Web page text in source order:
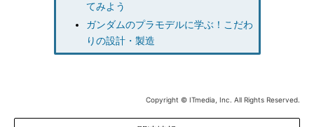
てみよう
ガンダムのプラモデルに学ぶ！こだわ
りの設計・製造
Copyright © ITmedia, Inc. All Rights Reserved.